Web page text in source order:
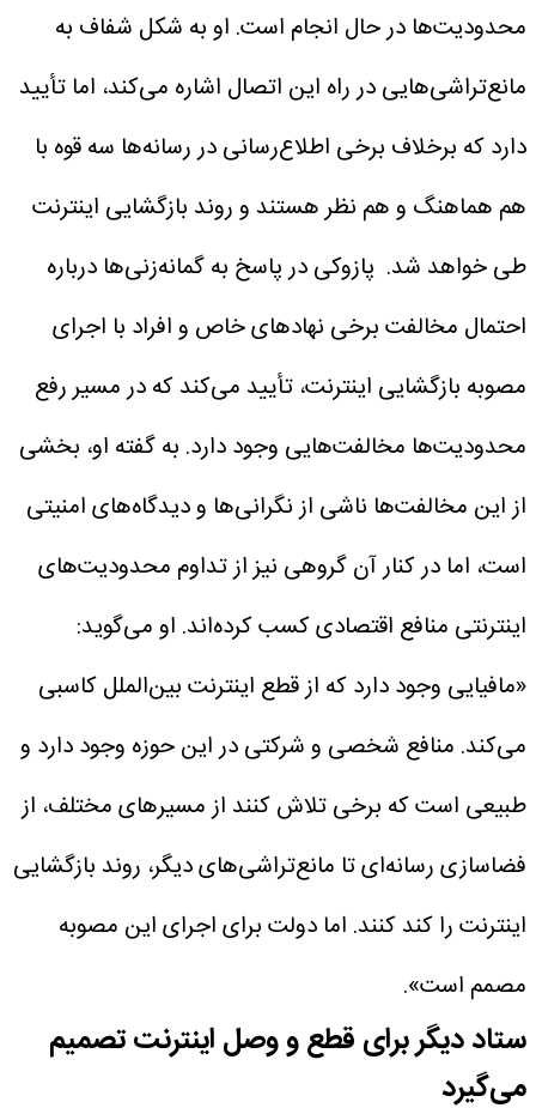
محدودیت‌ها در حال انجام است. او به شکل شفاف به
مانع‌تراشی‌هایی در راه این اتصال اشاره می‌کند، اما تأیید
دارد که برخلاف برخی اطلاع‌رسانی در رسانه‌ها سه قوه با
هم هماهنگ و هم نظر هستند و روند بازگشایی اینترنت
طی خواهد شد. پازوکی در پاسخ به گمانه‌زنی‌ها درباره
احتمال مخالفت برخی نهادهای خاص و افراد با اجرای
مصوبه بازگشایی اینترنت، تأیید می‌کند که در مسیر رفع
محدودیت‌ها مخالفت‌هایی وجود دارد. به گفته او، بخشی
از این مخالفت‌ها ناشی از نگرانی‌ها و دیدگاه‌های امنیتی
است، اما در کنار آن گروهی نیز از تداوم محدودیت‌های
اینترنتی منافع اقتصادی کسب کرده‌اند. او می‌گوید:
«مافیایی وجود دارد که از قطع اینترنت بین‌الملل کاسبی
می‌کند. منافع شخصی و شرکتی در این حوزه وجود دارد و
طبیعی است که برخی تلاش کنند از مسیرهای مختلف، از
فضاسازی رسانه‌ای تا مانع‌تراشی‌های دیگر، روند بازگشایی
اینترنت را کند کنند. اما دولت برای اجرای این مصوبه
مصمم است».
ستاد دیگر برای قطع و وصل اینترنت تصمیم
می‌گیرد